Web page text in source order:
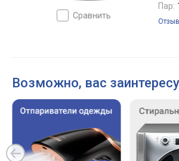
сравнить
Пар:
Возможно, вас